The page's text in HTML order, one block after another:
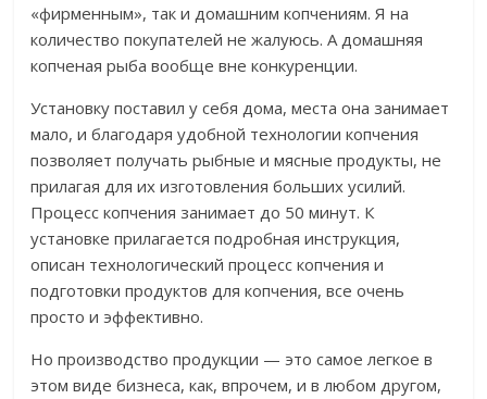
«фирменным», так и домашним копчениям. Я на
количество покупателей не жалуюсь. А домашняя
копченая рыба вообще вне конкуренции.
Установку поставил у себя дома, места она занимает
мало, и благодаря удобной технологии копчения
позволяет получать рыбные и мясные продукты, не
прилагая для их изготовления больших усилий.
Процесс копчения занимает до 50 минут. К
установке прилагается подробная инструкция,
описан технологический процесс копчения и
подготовки продуктов для копчения, все очень
просто и эффективно.
Но производство продукции — это самое легкое в
этом виде бизнеса, как, впрочем, и в любом другом,